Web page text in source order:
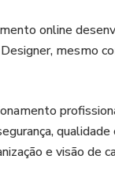
online
mesmo
e visão de